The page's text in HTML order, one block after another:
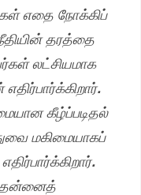
எதை நோக்கிப்
தரத்தை
லட்சியமாக
கீழ்ப்படிதல்
மகிமையாகப்
தன்னைத்